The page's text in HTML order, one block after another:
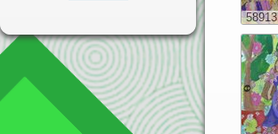
58913